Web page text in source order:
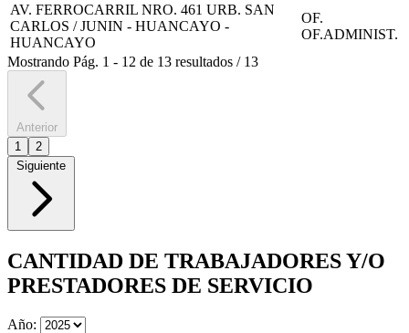
AV. FERROCARRIL NRO. 461 URB. SAN
CARLOS / JUNIN - HUANCAYO -
HUANCAYO
OF.
OF.ADMINIST.
Mostrando Pág. 1 - 12 de 13 resultados / 13
Anterior
1
2
Siguiente
CANTIDAD DE TRABAJADORES Y/O
PRESTADORES DE SERVICIO
Año: